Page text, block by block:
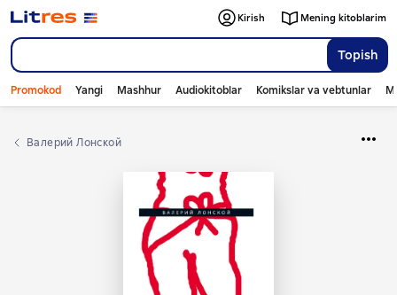
Topish
Kirish Mening kitoblarim
Promokod Yangi Mashhur Audiokitoblar Komikslar va vebtunlar
Валерий Лонской